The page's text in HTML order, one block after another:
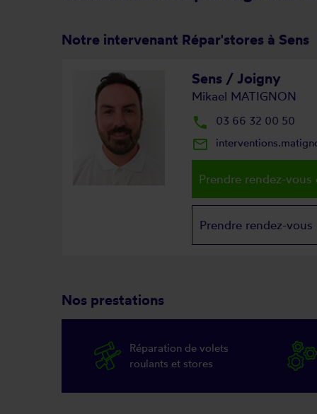
Notre intervenant Répar'stores à Sens
Sens / Joigny
Mikael MATIGNON
local_phone 03 66 32 00 50
mail_outline
Prendre rendez-vous
Prendre rendez-vous
Nos prestations
Réparation de volets
roulants et stores